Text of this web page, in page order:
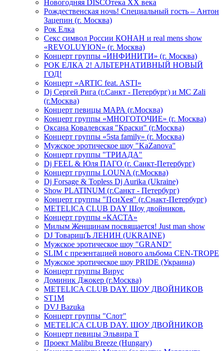
Новогодняя DISCOтека ХХ века
Рождественская ночь! Специальный гость – Антон
Зацепин (г. Москва)
Рок Елка
Секс символ России КОНАН и real mens show
«REVOLUYION» (г. Москва)
Концерт группы «ИНФИНИТИ» (г. Москва)
РОК ЕЛКА 2! АЛЬТЕРНАТИВНЫЙ НОВЫЙ
ГОД!
Концерт «ARTIC feat. ASTI»
Dj Сергей Рига (г.Санкт - Петербург) и MC Zali
(г.Москва)
Концерт певицы МАРА (г.Москва)
Концерт группы «МНОГОТОЧИЕ» (г. Москва)
Оксана Ковалевская "Краски" (г.Москва)
Концерт группы «5sta family» (г. Москва)
Мужское эротическое шоу "KaZanova"
Концерт группы "ТРИАДА"
Dj FEEL & Юля ПАГО (г. Санкт-Петербург)
Концерт группы LOUNA (г.Москва)
Dj Forsage & Topless Dj Aurika (Ukraine)
Show PLATINUM (г.Санкт - Петербург)
Концерт группы "ПсиХея" (г.Снакт-Петербург)
METELICA CLUB DAY Шоу двойников.
Концерт группы «КАСТА»
Милым Женщинам посвящается! Just man show
DJ ТоварищЪ ЛЕНИН (UKRAINE)
Мужское эротическое шоу "GRAND"
SLIM с презентацией нового альбома CEN-TROPE
Мужское эротическое шоу PRIDE (Украина)
Концерт группы Вирус
Доминик Джокер (г.Москва)
METELICA CLUB DAY. ШОУ ДВОЙНИКОВ
ST1M
DVJ Bazuka
Концерт группы "Слот"
METELICA CLUB DAY. ШОУ ДВОЙНИКОВ
Концерт певицы Эльвира Т
Проект Malibu Breeze (Hungary)